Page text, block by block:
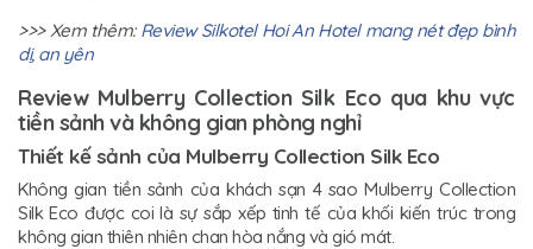
>>> Xem thêm: Review Silkotel Hoi An Hotel mang nét đẹp bình
dị, an yên
Review Mulberry Collection Silk Eco qua khu vực
tiền sảnh và không gian phòng nghỉ
Thiết kế sảnh của Mulberry Collection Silk Eco
Không gian tiền sảnh của khách sạn 4 sao Mulberry Collection
Silk Eco được coi là sự sắp xếp tinh tế của khối kiến trúc trong
không gian thiên nhiên chan hòa nắng và gió mát.